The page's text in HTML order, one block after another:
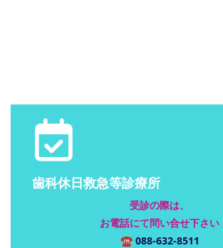
歯科休日救急等診療所
受診の際は、
お電話にて問い合せ下さい
☎ 088-632-8511